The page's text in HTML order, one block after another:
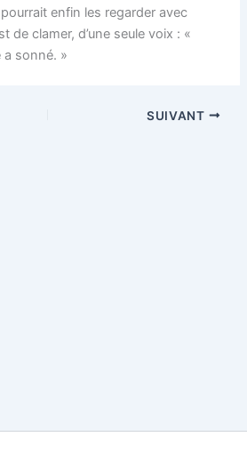
enfin les regarder avec
de clamer, d’une seule voix : «
a sonné. »
SUIVANT